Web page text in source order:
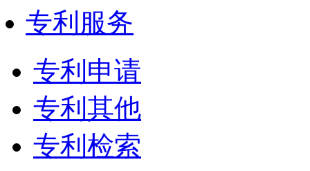
专利服务
专利申请
专利其他
专利检索